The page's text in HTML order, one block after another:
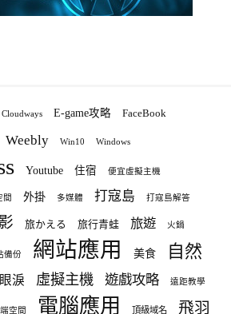
Cloudways E-game攻略 FaceBook
Weebly Win10 Windows
Youtube 住宿 便宜虛擬主機
間 外掛 多媒體 打寇島 打寇島解答
旅かえる 旅行青蛙 旅遊 火鍋
備份 網站應用 美食 自然
淚 虛擬主機 遊戲攻略 遠距教學
空間 電腦應用 頂級域名 飛羽